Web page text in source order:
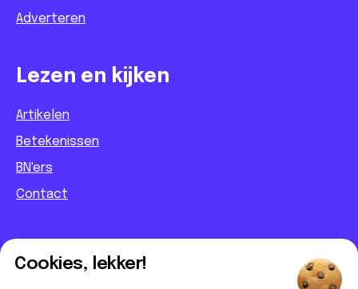
Adverteren
Lezen en kijken
Artikelen
Betekenissen
BN'ers
Contact
Informatief
Cookies, lekker!